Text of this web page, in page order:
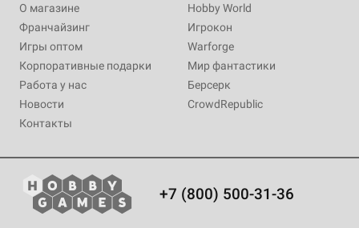
О магазине
Франчайзинг
Игры оптом
Корпоративные подарки
Работа у нас
Новости
Контакты
Hobby World
Игрокон
Warforge
Мир фантастики
Берсерк
CrowdRepublic
+7 (800) 500-31-36